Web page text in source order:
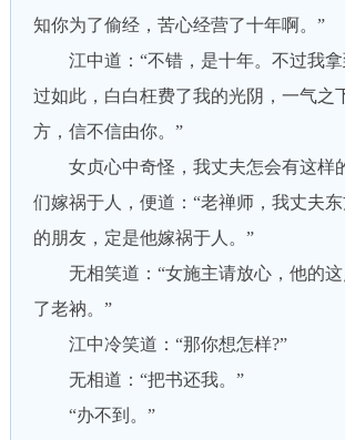
知你为了偷经，苦心经营了十年啊。”
江中道：“不错，是十年。不过我拿
过如此，白白枉费了我的光阴，一气之
方，信不信由你。”
女贞心中奇怪，我丈夫怎会有这样
们嫁祸于人，便道：“老禅师，我丈夫
的朋友，定是他嫁祸于人。”
无相笑道：“女施主请放心，他的这
了老衲。”
江中冷笑道：“那你想怎样?”
无相道：“把书还我。”
“办不到。”